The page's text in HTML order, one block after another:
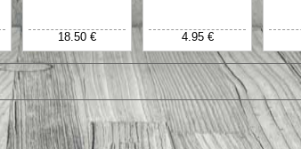
18.50 € 4.95 €